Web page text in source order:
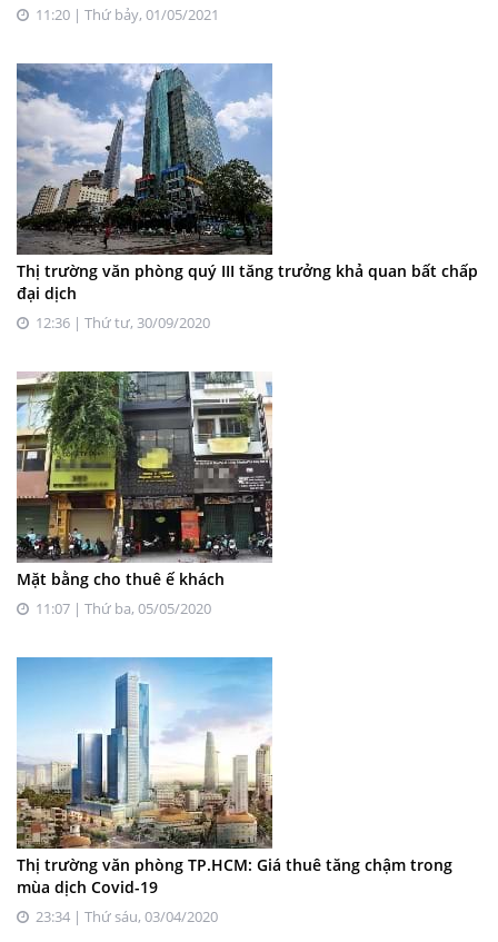
11:20 | Thứ bảy, 01/05/2021
Thị trường văn phòng quý III tăng trưởng khả quan bất chấp
đại dịch
12:36 | Thứ tư, 30/09/2020
Mặt bằng cho thuê ế khách
11:07 | Thứ ba, 05/05/2020
Thị trường văn phòng TP.HCM: Giá thuê tăng chậm trong
mùa dịch Covid-19
23:34 | Thứ sáu, 03/04/2020